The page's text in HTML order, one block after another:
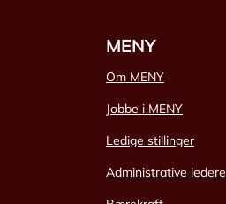
MENY
Om MENY
Jobbe i MENY
Ledige stillinger
Administrative ledere